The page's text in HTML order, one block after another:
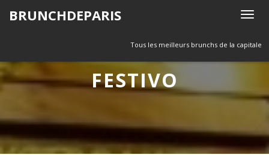
T
g
g
n
v
i
BRUNCHDEPARIS
Tous les meilleurs brunchs de la capitale
FESTIVO